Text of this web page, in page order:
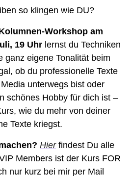
so klingen wie DU?
Workshop am
19 Uhr lernst du Techniken
ganz eigene Tonalität beim
ob du professionelle Texte
unterwegs bist oder
schönes Hobby für dich ist –
wie du mehr von deiner
Texte kriegst.
Hier findest Du alle
Members ist der Kurs FOR